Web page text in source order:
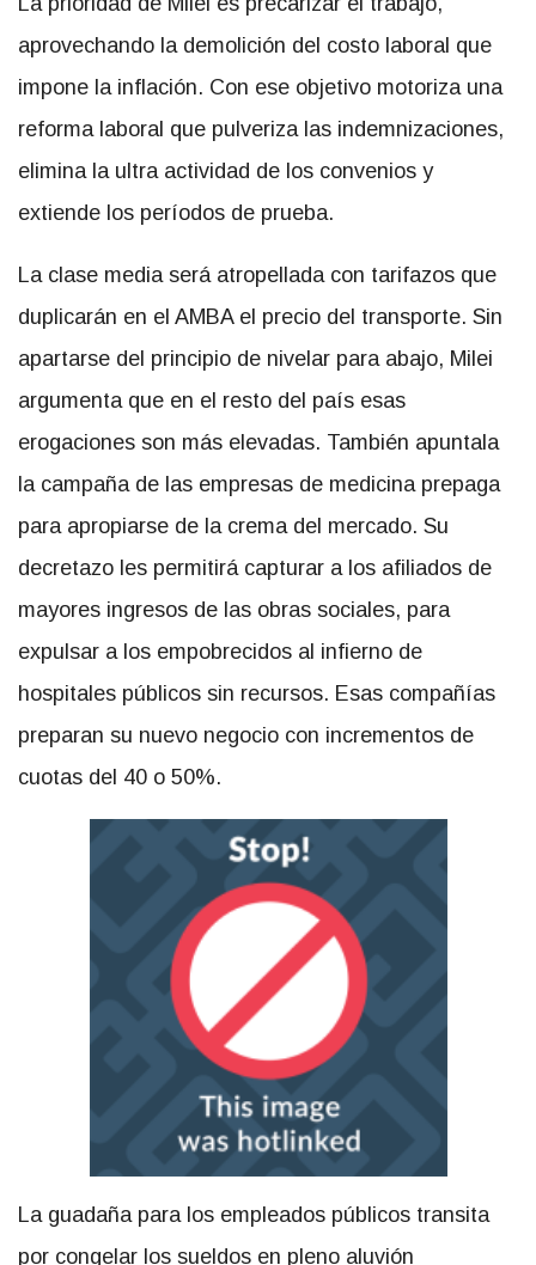
aprovechando la demolición del costo laboral que
impone la inflación. Con ese objetivo motoriza una
reforma laboral que pulveriza las indemnizaciones,
elimina la ultra actividad de los convenios y
extiende los períodos de prueba.
La clase media será atropellada con tarifazos que
duplicarán en el AMBA el precio del transporte. Sin
apartarse del principio de nivelar para abajo, Milei
argumenta que en el resto del país esas
erogaciones son más elevadas. También apuntala
la campaña de las empresas de medicina prepaga
para apropiarse de la crema del mercado. Su
decretazo les permitirá capturar a los afiliados de
mayores ingresos de las obras sociales, para
expulsar a los empobrecidos al infierno de
hospitales públicos sin recursos. Esas compañías
preparan su nuevo negocio con incrementos de
cuotas del 40 o 50%.
La guadaña para los empleados públicos transita
por congelar los sueldos en pleno aluvión